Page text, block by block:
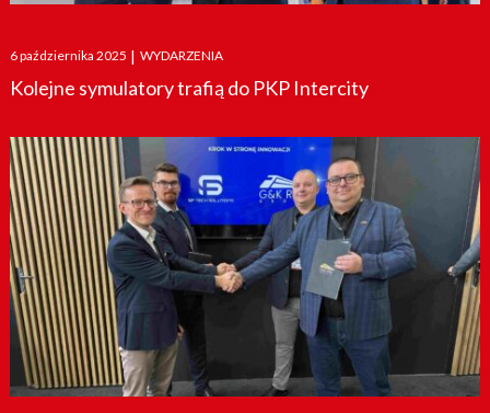
Posted
on
6 października 2025 | WYDARZENIA
Kolejne symulatory trafią do PKP Intercity